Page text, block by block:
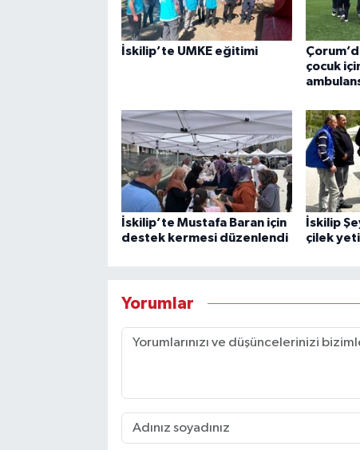
İskilip’te UMKE eğitimi
çocuk
İskilip’te Mustafa Baran için
destek kermesi düzenlendi
İskilip
çilek
Yorumlar